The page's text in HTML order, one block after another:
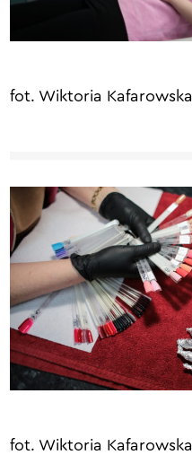
fot. Wiktoria Kafarowska
fot. Wiktoria Kafarowska